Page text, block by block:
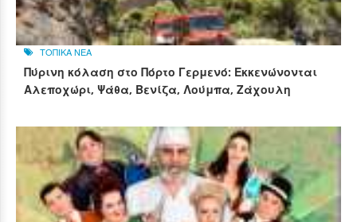
ΤΟΠΙΚΑ ΝΕΑ
Πύρινη κόλαση στο Πόρτο Γερμενό: Εκκενώνονται
Αλεποχώρι, Ψάθα, Βενίζα, Λούμπα, Ζάχουλη